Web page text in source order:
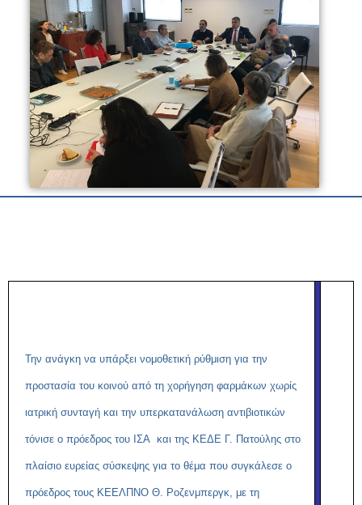
Την ανάγκη να υπάρξει νομοθετική ρύθμιση για την
προστασία του κοινού από τη χορήγηση φαρμάκων χωρίς
ιατρική συνταγή και την υπερκατανάλωση αντιβιοτικών
τόνισε ο πρόεδρος του ΙΣΑ και της ΚΕΔΕ Γ. Πατούλης στο
πλαίσιο ευρείας σύσκεψης για το θέμα που συγκάλεσε ο
πρόεδρος τους ΚΕΕΛΠΝΟ Θ. Ροζενμπεργκ, με τη